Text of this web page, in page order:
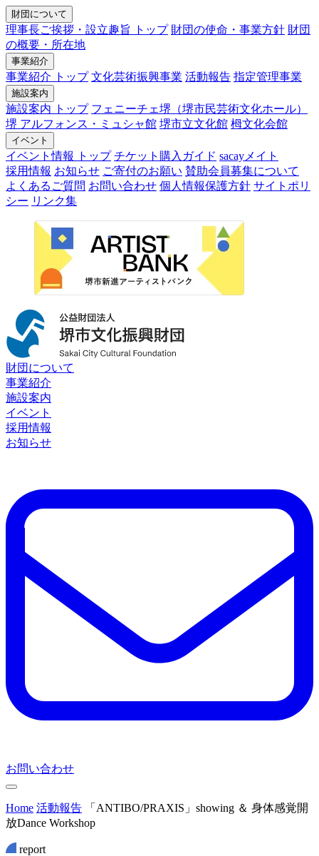
財団について
理事長ご挨拶・設立趣旨 トップ 財団の使命・事業方針 財団
の概要・所在地
事業紹介
事業紹介 トップ 文化芸術振興事業 活動報告 指定管理事業
施設案内
施設案内 トップ フェニーチェ堺（堺市民芸術文化ホール）
堺 アルフォンス・ミュシャ館 堺市立文化館 栂文化会館
イベント
イベント情報 トップ チケット購入ガイド sacayメイト
採用情報 お知らせ ご寄付のお願い 賛助会員募集について
よくあるご質問 お問い合わせ 個人情報保護方針 サイトポリ
シー リンク集
財団について
事業紹介
施設案内
イベント
採用情報
お知らせ
お問い合わせ
Home 活動報告
「ANTIBO/PRAXIS」showing ＆ 身体感覚開
放Dance Workshop
report